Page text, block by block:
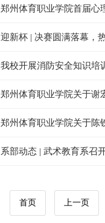
郑州体育职业学院首届心
迎新杯 | 决赛圆满落幕，
我校开展消防安全知识培
郑州体育职业学院关于谢
郑州体育职业学院关于陈
系部动态 | 武术教育系召
首页 上一页